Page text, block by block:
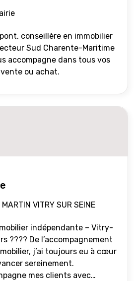
conseillère en immobilier
Sud Charente-Maritime
accompagne dans tous vos
ou achat.
VITRY SUR SEINE
indépendante – Vitry-
j’ai toujours eu à cœur
sereinement.
mes clients avec